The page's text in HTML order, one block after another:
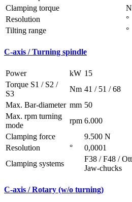
Clamping torque
Resolution
°
Tilting range
°
C-axis / Turning spindle
Power kW 15
Torque S1 / S2 /
S3
Nm 41 / 51 / 68
Max. Bar-diameter mm 50
Max. rpm turning
mode
rpm 6.000
Clamping force
9.500 N
Resolution
°
0,0001
Clamping systems
F38 / F48 /
Jaw-chucks
C-axis / Rotary (w/o turning)